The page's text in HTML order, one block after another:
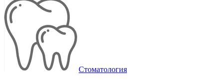
Стоматология